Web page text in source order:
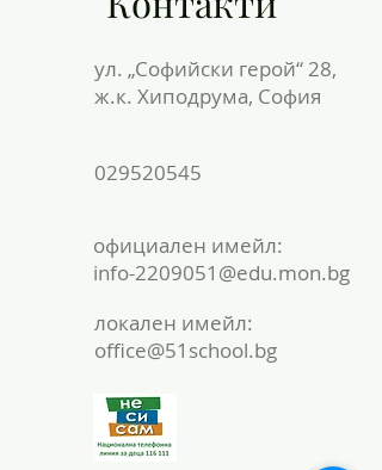
ул. „Софийски герой“ 28,
ж.к. Хиподрума, София
029520545
официален имейл:
info-2209051@edu.mon.bg
локален имейл:
office@51school.bg